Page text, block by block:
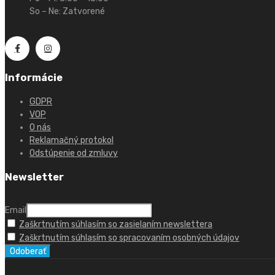
So – Ne: Zatvorené
Informácie
GDPR
VOP
O nás
Reklamačný protokol
Odstúpenie od zmluvy
Newsletter
Email
Zaškrtnutím súhlasím so zasielaním newslettera
Zaškrtnutím súhlasím so spracovaním osobných údajov